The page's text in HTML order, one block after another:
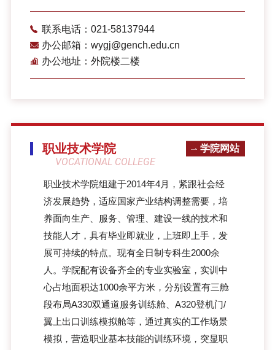
联系电话：021-58137944
办公邮箱：wygj@gench.edu.cn
办公地址：外院楼二楼
职业技术学院
VOCATIONAL COLLEGE
学院网站
职业技术学院组建于2014年4月，紧跟社会经
济发展趋势，适应国家产业结构调整需要，培
养面向生产、服务、管理、建设一线的技术和
技能人才，具有毕业即就业，上班即上手，发
展可持续的特点。现有全日制专科生2000余
人。学院配有设备齐全的专业实验室，实训中
心占地面积达1000余平方米，分别设置有三舱
段布局A330双通道服务训练舱、A320登机门/
翼上出口训练模拟舱等，通过真实的工作场景
模拟，营造职业基本技能的训练环境，突显职